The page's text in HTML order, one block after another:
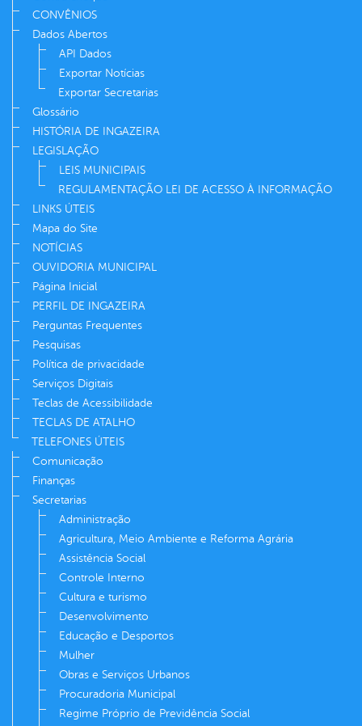
CONVÊNIOS
Dados Abertos
API Dados
Exportar Notícias
Exportar Secretarias
Glossário
HISTÓRIA DE INGAZEIRA
LEGISLAÇÃO
LEIS MUNICIPAIS
REGULAMENTAÇÃO LEI DE ACESSO À INFORMAÇÃO
LINKS ÚTEIS
Mapa do Site
NOTÍCIAS
OUVIDORIA MUNICIPAL
Página Inicial
PERFIL DE INGAZEIRA
Perguntas Frequentes
Pesquisas
Política de privacidade
Serviços Digitais
Teclas de Acessibilidade
TECLAS DE ATALHO
TELEFONES ÚTEIS
Comunicação
Finanças
Secretarias
Administração
Agricultura, Meio Ambiente e Reforma Agrária
Assistência Social
Controle Interno
Cultura e turismo
Desenvolvimento
Educação e Desportos
Mulher
Obras e Serviços Urbanos
Procuradoria Municipal
Regime Próprio de Previdência Social